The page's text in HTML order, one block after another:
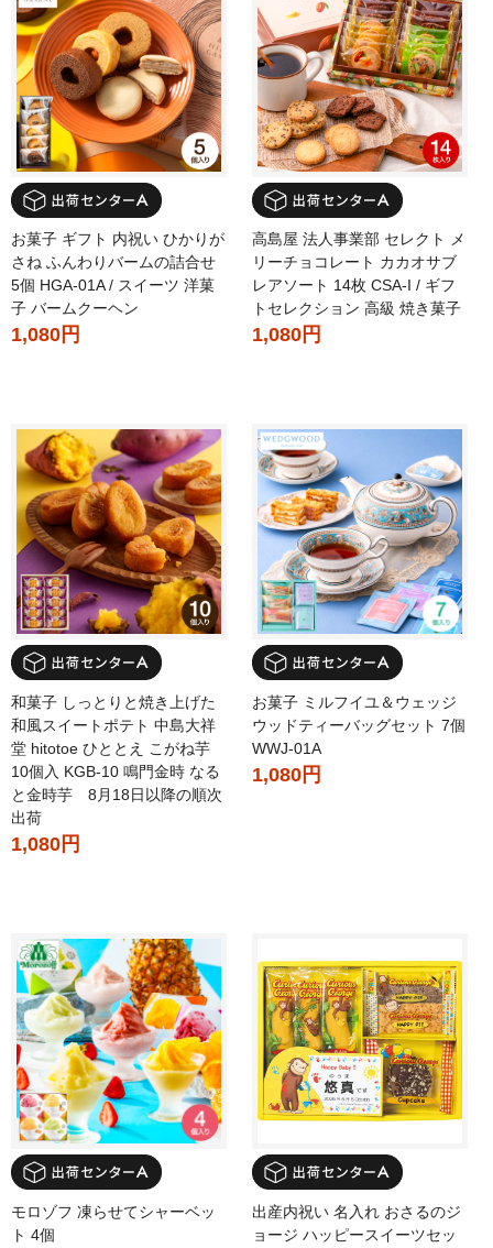
お菓子 ギフト 内祝い ひかりが
さね ふんわりバームの詰合せ
5個 HGA-01A / スイーツ 洋菓
子 バームクーヘン
1,080円
高島屋 法人事業部 セレクト メ
リーチョコレート カカオサブ
レアソート 14枚 CSA-I / ギフ
トセレクション 高級 焼き菓子
1,080円
和菓子 しっとりと焼き上げた
和風スイートポテト 中島大祥
堂 hitotoe ひととえ こがね芋
10個入 KGB-10 鳴門金時 なる
と金時芋 8月18日以降の順次
出荷
1,080円
お菓子 ミルフイユ＆ウェッジ
ウッドティーバッグセット 7個
WWJ-01A
1,080円
モロゾフ 凍らせてシャーベッ
ト 4個
出産内祝い 名入れ おさるのジ
ョージ ハッピースイーツセッ